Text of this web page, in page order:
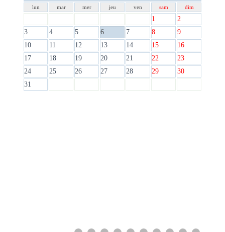
lun mar mer jeu ven sam dim
1
2
3
4 5 6 7 8
9
10
11 12 13 14 15
16
17
18 19 20 21 22
23
24
25 26 27 28 29
30
31